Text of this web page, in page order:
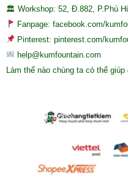
🏛 Workshop: 52, Đ.882, P.Phú
Fanpage: facebook.com/
Pinterest: pinterest.com/
help@kumfountain.com
Làm thế nào chúng ta có thể giúp